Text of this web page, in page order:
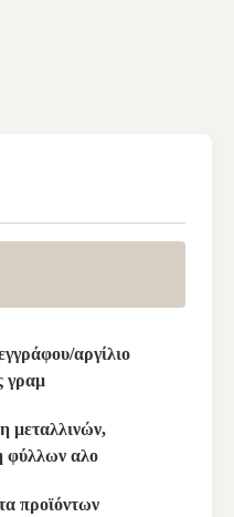
αργίλιο
γραμ
μεταλλινών,
φύλλων αλο
προϊόντων